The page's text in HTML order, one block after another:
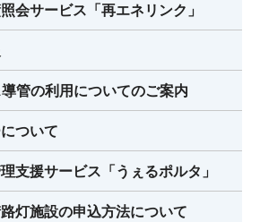
会サービス「再エネリンク」
管の利用についてのご案内
ついて
支援サービス「うぇるポルタ」
灯施設の申込方法について